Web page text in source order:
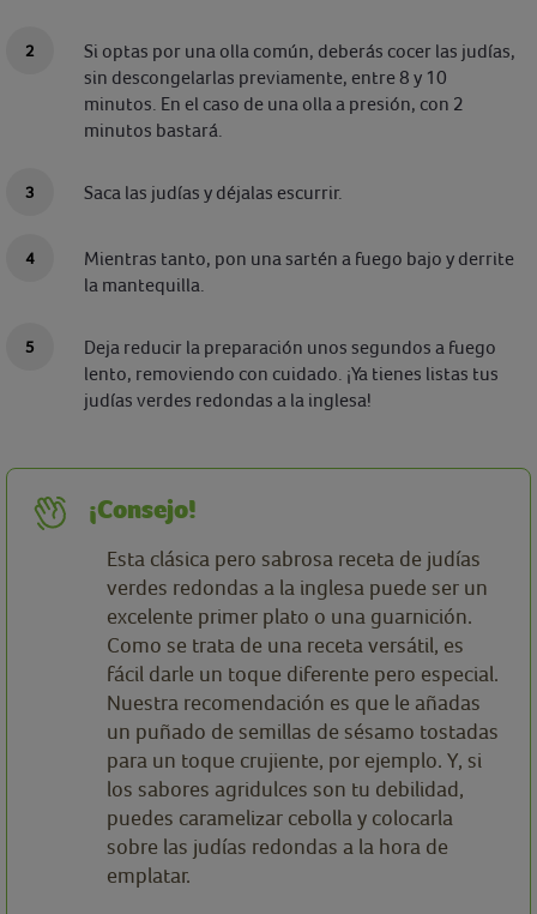
Si optas por una olla común, deberás cocer las judías,
sin descongelarlas previamente, entre 8 y 10
minutos. En el caso de una olla a presión, con 2
minutos bastará.
Saca las judías y déjalas escurrir.
Mientras tanto, pon una sartén a fuego bajo y derrite
la mantequilla.
Deja reducir la preparación unos segundos a fuego
lento, removiendo con cuidado. ¡Ya tienes listas tus
judías verdes redondas a la inglesa!
¡Consejo!
Esta clásica pero sabrosa receta de judías
verdes redondas a la inglesa puede ser un
excelente primer plato o una guarnición.
Como se trata de una receta versátil, es
fácil darle un toque diferente pero especial.
Nuestra recomendación es que le añadas
un puñado de semillas de sésamo tostadas
para un toque crujiente, por ejemplo. Y, si
los sabores agridulces son tu debilidad,
puedes caramelizar cebolla y colocarla
sobre las judías redondas a la hora de
emplatar.